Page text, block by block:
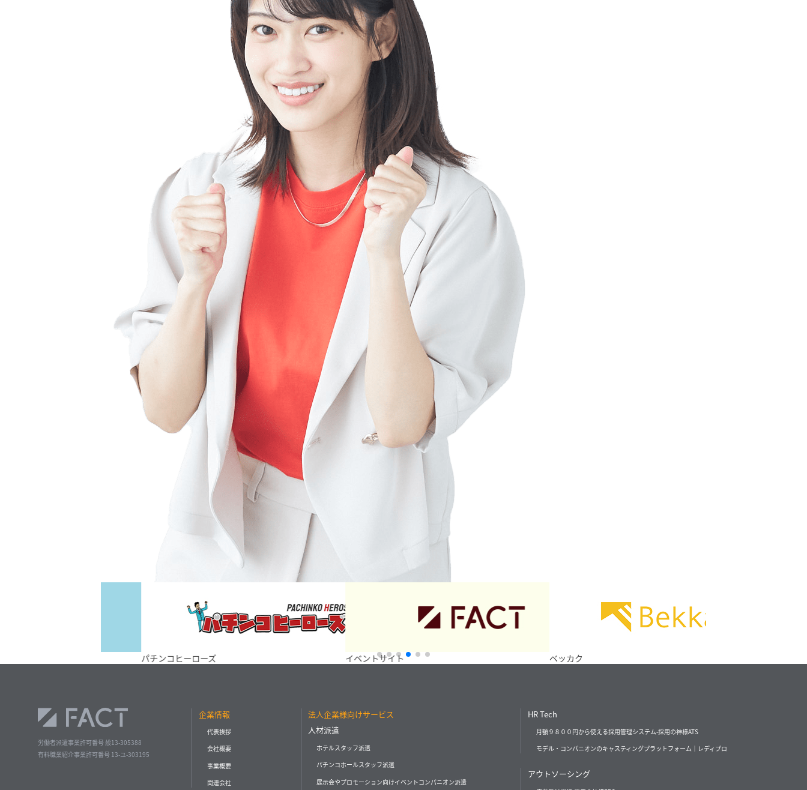
パチンコヒーローズ イベントサイト
労働者派遣事業許可番号 般13-305388
有料職業紹介事業許可番号 13-ユ-303195
企業情報
代表挨拶
会社概要
事業概要
関連会社
法人企業様向けサービス
人材派遣
ホテルスタッフ派遣
パチンコホールスタッフ派遣
展示会やプロモーション向けイベントコンパニオン派遣
HR Tech
月額９８００円から使える採用管理システム-採用の神様ATS
モデル・コンパニオンのキャスティングプラットフォーム｜レディプロ
アウトソーシング